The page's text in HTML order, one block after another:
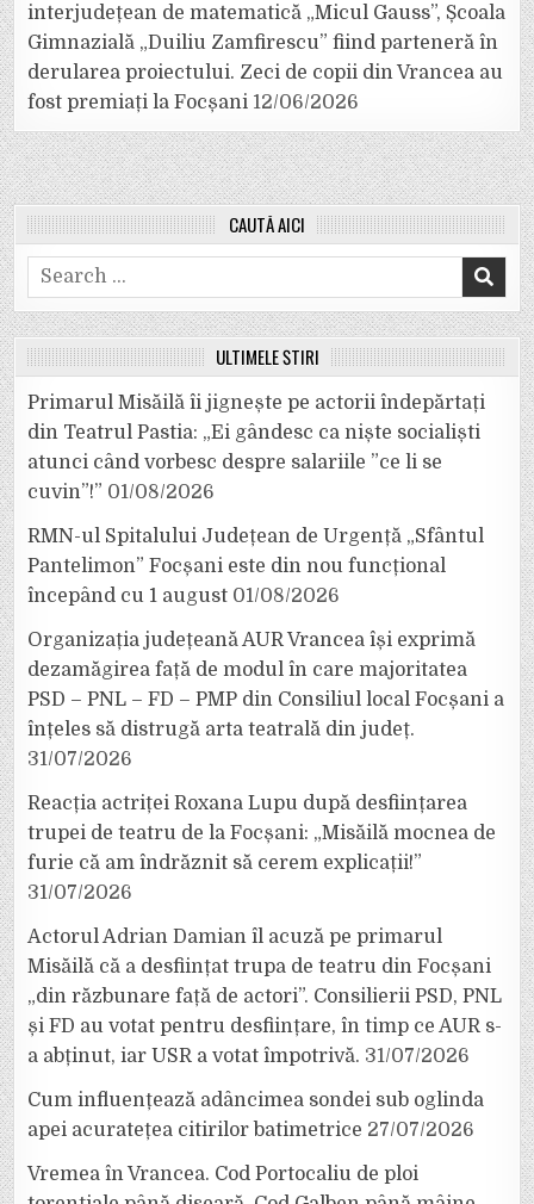
interjudețean de matematică „Micul Gauss”, Școala
Gimnazială „Duiliu Zamfirescu” fiind parteneră în
derularea proiectului. Zeci de copii din Vrancea au
fost premiați la Focșani 12/06/2026
CAUTĂ AICI
Search
for:
ULTIMELE ȘTIRI
Primarul Misăilă îi jignește pe actorii îndepărtați
din Teatrul Pastia: „Ei gândesc ca niște socialiști
atunci când vorbesc despre salariile ”ce li se
cuvin”!” 01/08/2026
RMN-ul Spitalului Județean de Urgență „Sfântul
Pantelimon” Focșani este din nou funcțional
începând cu 1 august 01/08/2026
Organizația județeană AUR Vrancea își exprimă
dezamăgirea față de modul în care majoritatea
PSD – PNL – FD – PMP din Consiliul local Focșani a
înțeles să distrugă arta teatrală din județ.
31/07/2026
Reacția actriței Roxana Lupu după desființarea
trupei de teatru de la Focșani: „Misăilă mocnea de
furie că am îndrăznit să cerem explicații!”
31/07/2026
Actorul Adrian Damian îl acuză pe primarul
Misăilă că a desființat trupa de teatru din Focșani
„din răzbunare față de actori”. Consilierii PSD, PNL
și FD au votat pentru desființare, în timp ce AUR s-
a abținut, iar USR a votat împotrivă. 31/07/2026
Cum influențează adâncimea sondei sub oglinda
apei acuratețea citirilor batimetrice 27/07/2026
Vremea în Vrancea. Cod Portocaliu de ploi